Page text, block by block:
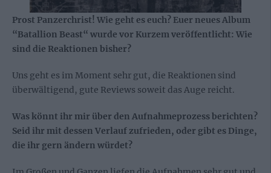
Prost Panzerchrist! Wie geht es euch? Euer neues Album
“Batallion Beast“ wurde vor Kurzem veröffentlicht: Wie
sind die Reaktionen bisher?
Uns geht es im Moment sehr gut, die Reaktionen sind
überwältigend, gute Reviews soweit das Auge reicht.
Was könnt ihr mir über den Aufnahmeprozess berichten?
Seid ihr mit dessen Verlauf zufrieden, oder gibt es Dinge,
die ihr gern ändern würdet?